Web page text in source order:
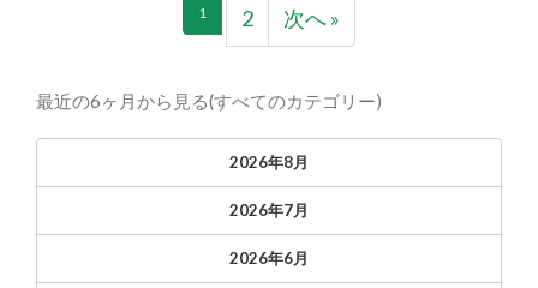
1 2 次へ »
最近の6ヶ月から見る(すべてのカテゴリー)
2026年8月
2026年7月
2026年6月